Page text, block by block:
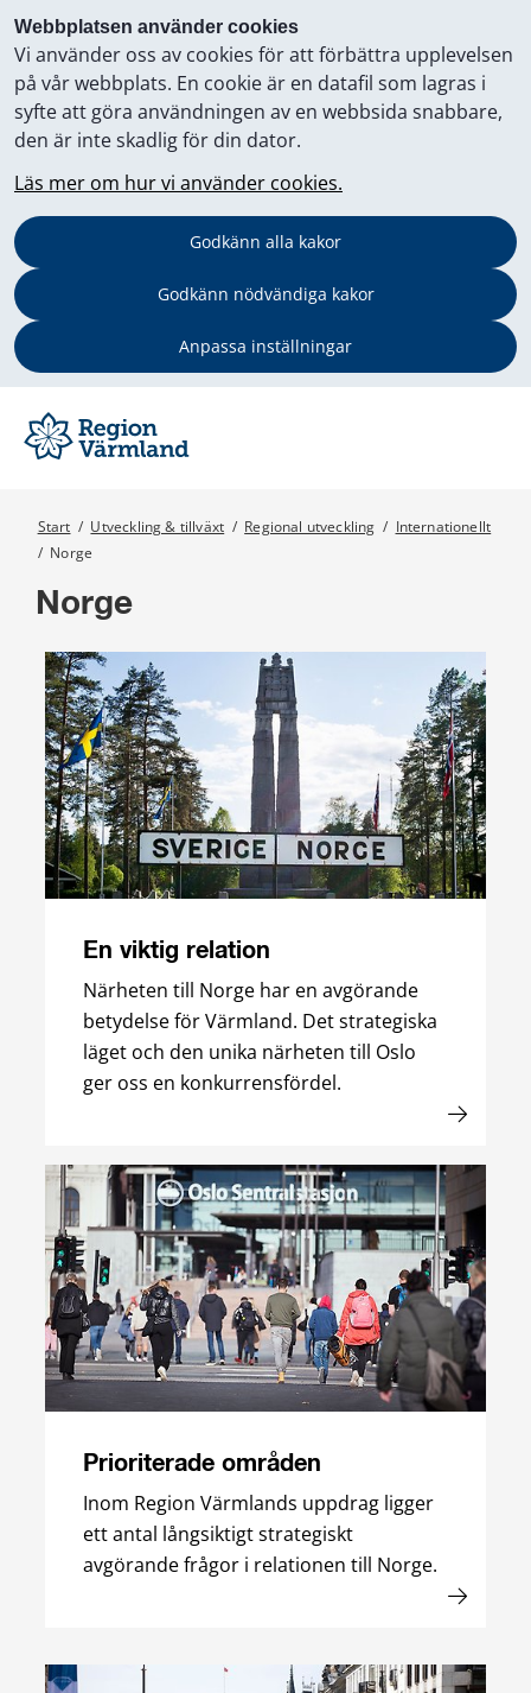
Webbplatsen använder cookies
Vi använder oss av cookies för att förbättra upplevelsen
på vår webbplats. En cookie är en datafil som lagras i
syfte att göra användningen av en webbsida snabbare,
den är inte skadlig för din dator.
Läs mer om hur vi använder cookies.
Godkänn alla kakor
Godkänn nödvändiga kakor
Anpassa inställningar
Start / Utveckling & tillväxt / Regional utveckling / Internationellt
/ Norge
Norge
En viktig relation
Närheten till Norge har en avgörande
betydelse för Värmland. Det strategiska
läget och den unika närheten till Oslo
ger oss en konkurrensfördel.
Prioriterade områden
Inom Region Värmlands uppdrag ligger
ett antal långsiktigt strategiskt
avgörande frågor i relationen till Norge.